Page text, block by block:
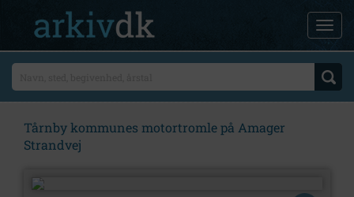
Tårnby kommunes motortromle på Amager
Strandvej